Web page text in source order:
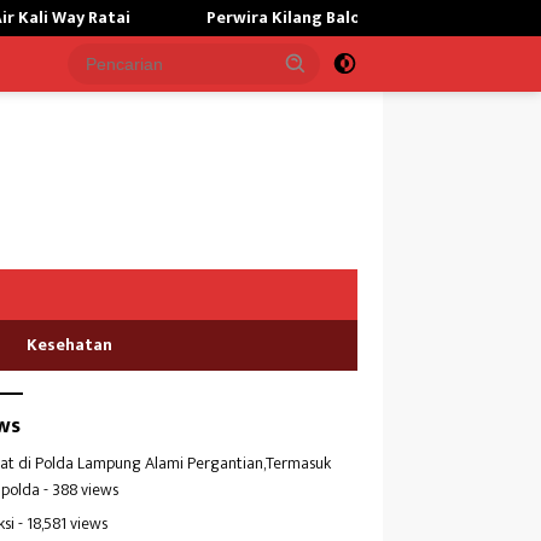
Perwira Kilang Balongan Gelar Doa Bersama, Perkuat Integritas
Kesehatan
di Polda Lampung Alami Pergantian,Termasuk
- 388 views
- 18,581 views